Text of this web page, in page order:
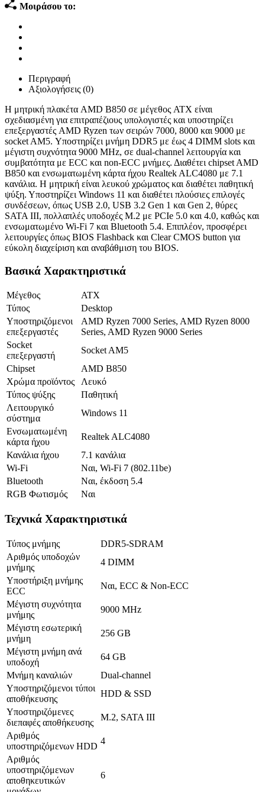
Μοιράσου το:
Περιγραφή
Αξιολογήσεις (0)
Η μητρική πλακέτα AMD B850 σε μέγεθος ATX είναι
σχεδιασμένη για επιτραπέζιους υπολογιστές και υποστηρίζει
επεξεργαστές AMD Ryzen των σειρών 7000, 8000 και 9000 με
socket AM5. Υποστηρίζει μνήμη DDR5 με έως 4 DIMM slots και
μέγιστη συχνότητα 9000 MHz, σε dual-channel λειτουργία και
συμβατότητα με ECC και non-ECC μνήμες. Διαθέτει chipset AMD
B850 και ενσωματωμένη κάρτα ήχου Realtek ALC4080 με 7.1
κανάλια. Η μητρική είναι λευκού χρώματος και διαθέτει παθητική
ψύξη. Υποστηρίζει Windows 11 και διαθέτει πλούσιες επιλογές
συνδέσεων, όπως USB 2.0, USB 3.2 Gen 1 και Gen 2, θύρες
SATA III, πολλαπλές υποδοχές M.2 με PCIe 5.0 και 4.0, καθώς και
ενσωματωμένο Wi-Fi 7 και Bluetooth 5.4. Επιπλέον, προσφέρει
λειτουργίες όπως BIOS Flashback και Clear CMOS button για
εύκολη διαχείριση και αναβάθμιση του BIOS.
Βασικά Χαρακτηριστικά
Μέγεθος
ATX
Τύπος
Desktop
Υποστηριζόμενοι
επεξεργαστές
AMD Ryzen 7000 Series, AMD Ryzen 8000
Series, AMD Ryzen 9000 Series
Socket
επεξεργαστή
Socket AM5
Chipset
AMD B850
Χρώμα προϊόντος
Λευκό
Τύπος ψύξης
Παθητική
Λειτουργικό
σύστημα
Windows 11
Ενσωματωμένη
κάρτα ήχου
Realtek ALC4080
Κανάλια ήχου
7.1 κανάλια
Wi-Fi
Ναι, Wi-Fi 7 (802.11be)
Bluetooth
Ναι, έκδοση 5.4
RGB Φωτισμός
Ναι
Τεχνικά Χαρακτηριστικά
Τύπος μνήμης
DDR5-SDRAM
Αριθμός υποδοχών
μνήμης
4 DIMM
Υποστήριξη μνήμης
ECC
Ναι, ECC & Non-ECC
Μέγιστη συχνότητα
μνήμης
9000 MHz
Μέγιστη εσωτερική
μνήμη
256 GB
Μέγιστη μνήμη ανά
υποδοχή
64 GB
Μνήμη καναλιών
Dual-channel
Υποστηριζόμενοι τύποι
αποθήκευσης
HDD & SSD
Υποστηριζόμενες
διεπαφές αποθήκευσης
M.2, SATA III
Αριθμός
υποστηριζόμενων HDD
4
Αριθμός
υποστηριζόμενων
αποθηκευτικών
6